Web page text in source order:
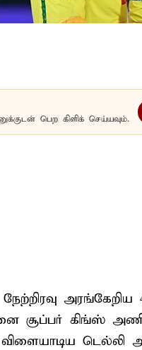
பெற கிளிக் செய்யவும்.
சூப்பர் கிங்ஸ்
விளையாடிய டெல்லி